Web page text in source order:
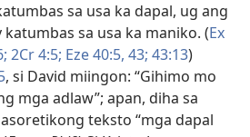
sa usa ka dapal, ug ang
sa usa ka maniko. (Ex
2Cr 4:5; Eze 40:​5, 43; 43:13)
, si David miingon: “Gihimo mo
mga adlaw”; apan, diha sa
teksto “mga dapal